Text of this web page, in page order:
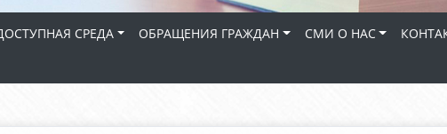
СРЕДА ОБРАЩЕНИЯ ГРАЖДАН СМИ О НАС